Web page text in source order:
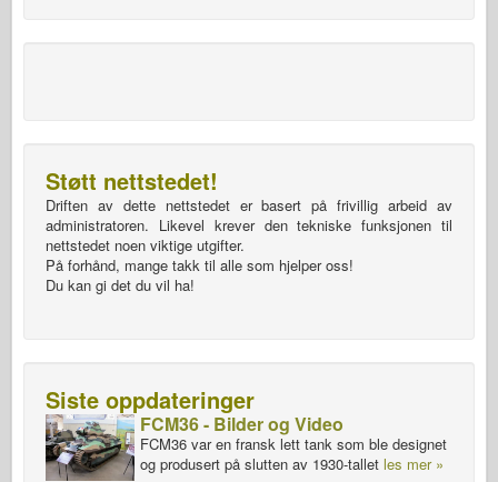
Støtt nettstedet!
Driften av dette nettstedet er basert på frivillig arbeid av
administratoren. Likevel krever den tekniske funksjonen til
nettstedet noen viktige utgifter.
På forhånd, mange takk til alle som hjelper oss!
Du kan gi det du vil ha!
Siste oppdateringer
FCM36 - Bilder og Video
FCM36 var en fransk lett tank som ble designet
og produsert på slutten av 1930-tallet les mer »